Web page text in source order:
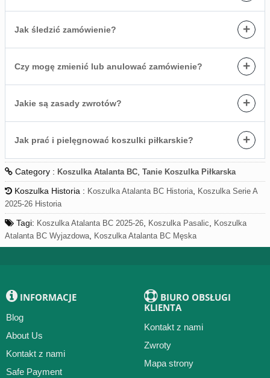
Jak śledzić zamówienie? +
Czy mogę zmienić lub anulować zamówienie? +
Jakie są zasady zwrotów? +
Jak prać i pielęgnować koszulki piłkarskie? +
Category : Koszulka Atalanta BC, Tanie Koszulka Piłkarska
Koszulka Historia : Koszulka Atalanta BC Historia, Koszulka Serie A
2025-26 Historia
Tagi: Koszulka Atalanta BC 2025-26, Koszulka Pasalic, Koszulka
Atalanta BC Wyjazdowa, Koszulka Atalanta BC Męska
INFORMACJE
Blog
About Us
Kontakt z nami
Safe Payment
BIURO OBSŁUGI
KLIENTA
Kontakt z nami
Zwroty
Mapa strony